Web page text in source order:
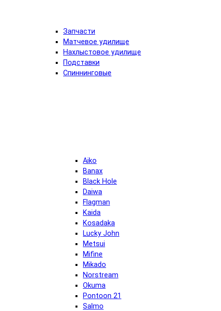
Запчасти
Матчевое удилище
Нахлыстовое удилище
Подставки
Спиннинговые
Aiko
Banax
Black Hole
Daiwa
Flagman
Kaida
Kosadaka
Lucky John
Metsui
Mifine
Mikado
Norstream
Okuma
Pontoon 21
Salmo